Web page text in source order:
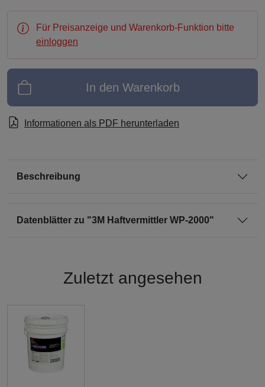
Für Preisanzeige und Warenkorb-Funktion bitte
einloggen
In den Warenkorb
Informationen als PDF herunterladen
Beschreibung
Datenblätter zu "3M Haftvermittler WP-2000"
Zuletzt angesehen